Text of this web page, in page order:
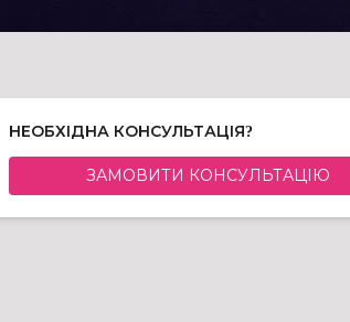
НЕОБХІДНА КОНСУЛЬТАЦІЯ?
ЗАМОВИТИ КОНСУЛЬТАЦІЮ